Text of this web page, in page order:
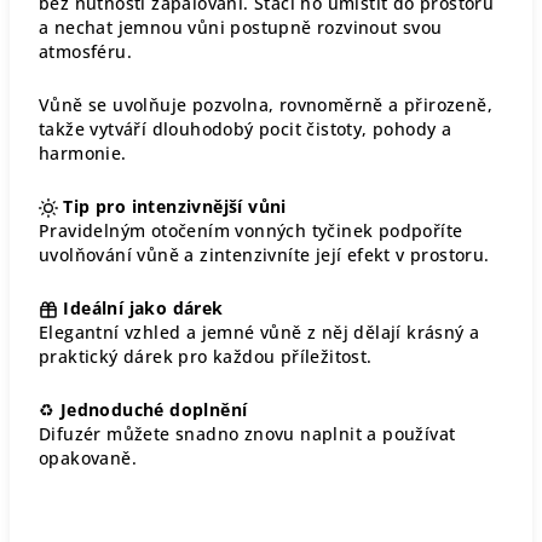
a nechat jemnou vůni postupně rozvinout svou
atmosféru.
Vůně se uvolňuje pozvolna, rovnoměrně a přirozeně,
takže vytváří dlouhodobý pocit čistoty, pohody a
harmonie.
Tip pro intenzivnější vůni
Pravidelným otočením vonných tyčinek podpoříte
uvolňování vůně a zintenzivníte její efekt v prostoru.
Ideální jako dárek
Elegantní vzhled a jemné vůně z něj dělají krásný a
praktický dárek pro každou příležitost.
♻ Jednoduché doplnění
Difuzér můžete snadno znovu naplnit a používat
opakovaně.